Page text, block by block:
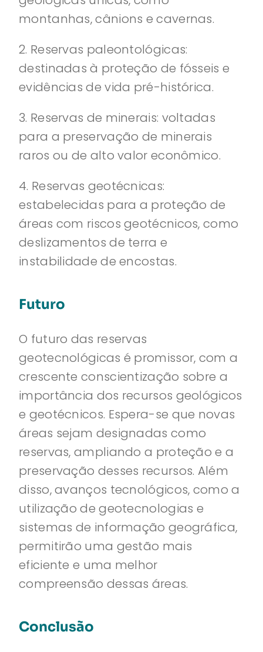
montanhas, cânions e cavernas.
2. Reservas paleontológicas:
destinadas à proteção de fósseis e
evidências de vida pré-histórica.
3. Reservas de minerais: voltadas
para a preservação de minerais
raros ou de alto valor econômico.
4. Reservas geotécnicas:
estabelecidas para a proteção de
áreas com riscos geotécnicos, como
deslizamentos de terra e
instabilidade de encostas.
Futuro
O futuro das reservas
geotecnológicas é promissor, com a
crescente conscientização sobre a
importância dos recursos geológicos
e geotécnicos. Espera-se que novas
áreas sejam designadas como
reservas, ampliando a proteção e a
preservação desses recursos. Além
disso, avanços tecnológicos, como a
utilização de geotecnologias e
sistemas de informação geográfica,
permitirão uma gestão mais
eficiente e uma melhor
compreensão dessas áreas.
Conclusão